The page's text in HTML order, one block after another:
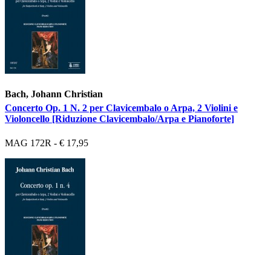
Bach, Johann Christian
Concerto Op. 1 N. 2 per Clavicembalo o Arpa, 2 Violini e
Violoncello [Riduzione Clavicembalo/Arpa e Pianoforte]
MAG 172R - € 17,95